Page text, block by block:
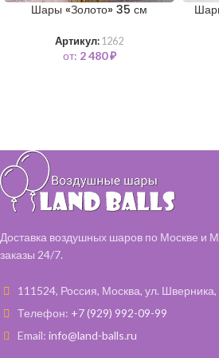
Шары «Золото» 35 см
Артикул: 1262
от: 2 480₽
Доставка воздушных шаров по Москве и
заказы 24/7.
111524, Россия, Москва, ул. Шверника,
Телефон: +7 (929) 992-09-99
Email: info@land-balls.ru